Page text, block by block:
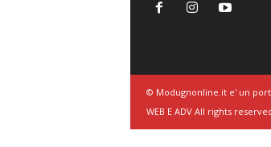
© Modugnonline.it e' un
WEB E ADV All rights